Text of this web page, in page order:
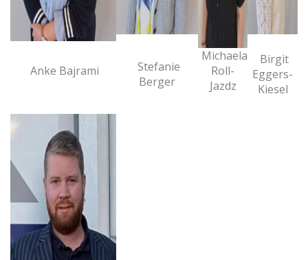
Anke Bajrami
Stefanie
Berger
Michaela
Roll-
Jazdz
Birgit
Eggers-
Kiesel